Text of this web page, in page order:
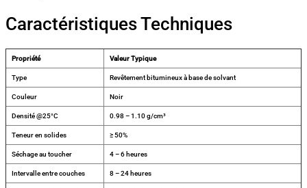
Caractéristiques Techniques
Propriété Valeur Typique
Type Revêtement bitumineux à base de solvant
Couleur Noir
Densité @25°C 0.98 – 1.10 g/cm³
Teneur en solides ≥ 50%
Séchage au toucher 4 – 6 heures
Intervalle entre couches 8 – 24 heures